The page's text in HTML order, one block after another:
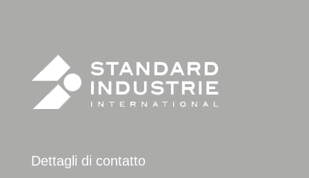
Dettagli di contatto